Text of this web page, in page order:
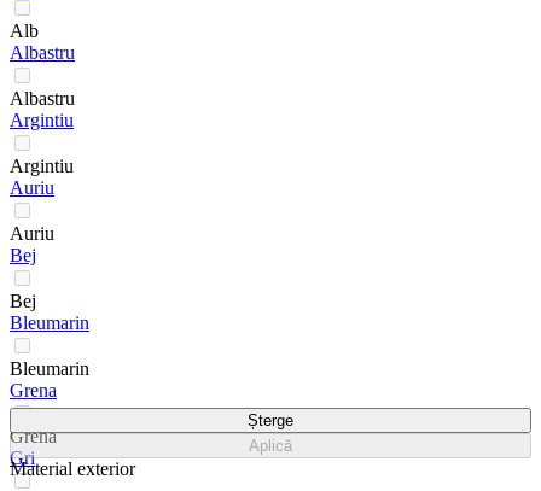
Alb
Albastru
Albastru
Argintiu
Argintiu
Auriu
Auriu
Bej
Bej
Bleumarin
Bleumarin
Grena
Grena
Gri
Șterge
Aplică
Material exterior